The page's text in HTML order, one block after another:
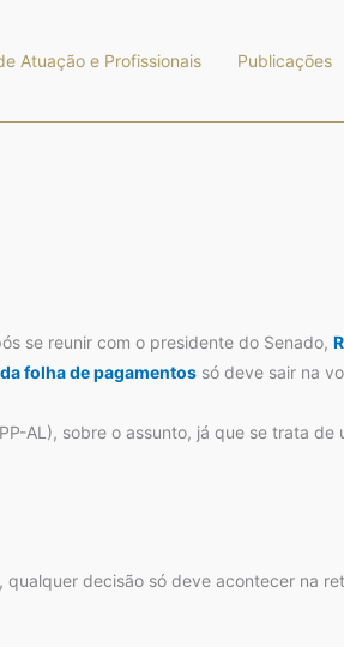
Atuação e Profissionais Publicações
se reunir com o presidente do Senado,
folha de pagamentos só deve sair na
AL), sobre o assunto, já que se trata
, qualquer decisão só deve acontecer na